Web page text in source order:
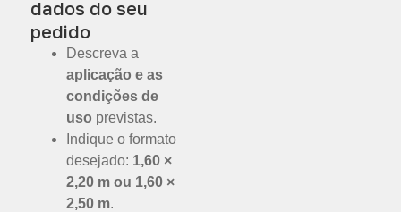
dados do seu
pedido
Descreva a
aplicação e as
condições de
uso previstas.
Indique o formato
desejado: 1,60 ×
2,20 m ou 1,60 ×
2,50 m.